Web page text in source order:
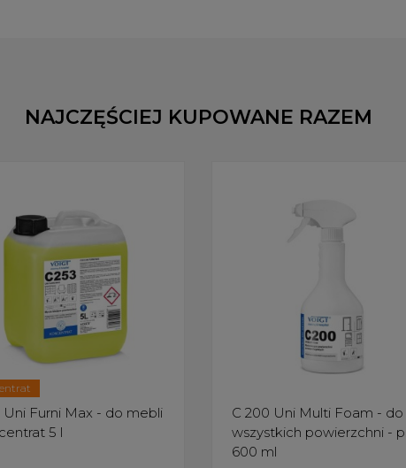
NAJCZĘŚCIEJ KUPOWANE RAZEM
Uni Furni Max - do mebli
5 l
C 200 Uni Multi Foam - do
wszystkich powierzchni -
600 ml